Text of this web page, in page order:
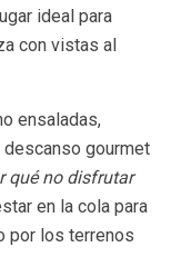
ideal para
con vistas al
ensaladas,
gourmet
qué no disfrutar
en la cola para
por los terrenos